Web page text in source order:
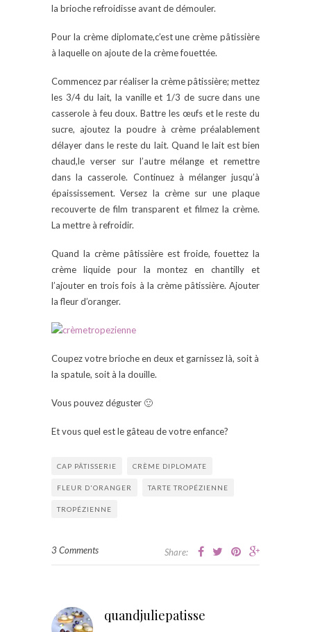
la brioche refroidisse avant de démouler.
Pour la crème diplomate,c’est une crème pâtissière
à laquelle on ajoute de la crème fouettée.
Commencez par réaliser la crème pâtissière; mettez
les 3/4 du lait, la vanille et 1/3 de sucre dans une
casserole à feu doux. Battre les œufs et le reste du
sucre, ajoutez la poudre à crème préalablement
délayer dans le reste du lait. Quand le lait est bien
chaud,le verser sur l’autre mélange et remettre
dans la casserole. Continuez à mélanger jusqu’à
épaississement. Versez la crème sur une plaque
recouverte de film transparent et filmez la crème.
La mettre à refroidir.
Quand la crème pâtissière est froide, fouettez la
crème liquide pour la montez en chantilly et
l’ajouter en trois fois à la crème pâtissière. Ajouter
la fleur d’oranger.
Coupez votre brioche en deux et garnissez là, soit à
la spatule, soit à la douille.
Vous pouvez déguster 🙂
Et vous quel est le gâteau de votre enfance?
CAP PÂTISSERIE CRÈME DIPLOMATE
FLEUR D'ORANGER TARTE TROPÉZIENNE
TROPÉZIENNE
3 Comments Share:
quandjuliepatisse